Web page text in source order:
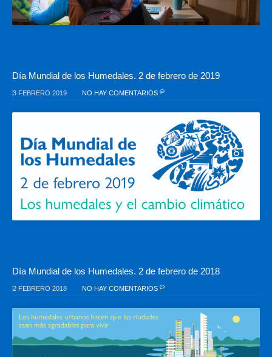
Día Mundial de los Humedales. 2 de febrero de 2019
3 FEBRERO 2019 NO HAY COMENTARIOS
Día Mundial de los Humedales. 2 de febrero de 2018
2 FEBRERO 2018 NO HAY COMENTARIOS